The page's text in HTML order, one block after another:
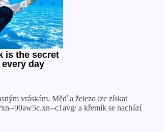
vráskám. Měď a železo lze získat
90aw5c.xn--c1avg/ a křemík se nachází